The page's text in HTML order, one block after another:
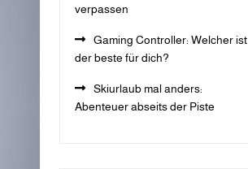
verpassen
Gaming Controller: Welcher ist
der beste für dich?
Skiurlaub mal anders:
Abenteuer abseits der Piste